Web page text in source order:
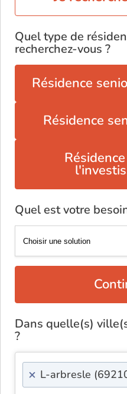
Quel type de
recherchez-vous ?
Résidence
Résidence
Quel est votre
Dans quelle(s)
?
× L-arbresle